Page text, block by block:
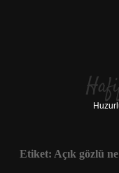
Etiket: Açık gözlü